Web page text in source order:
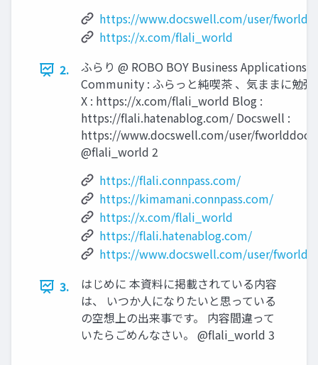
https://www.docswell.com/user/
https://x.com/flali_world
2.
ふらり @ ROBO BOY Business Applications
Community : ふらっと純喫茶 、気ままに勉強
X : https://x.com/flali_world Blog :
https://flali.hatenablog.com/ Docswell :
https://www.docswell.com/user/fworlddocs
@flali_world 2
https://flali.connpass.com/
https://kimamani.connpass.com/
https://x.com/flali_world
https://flali.hatenablog.com/
https://www.docswell.com/user/
3.
はじめに 本資料に掲載されている内容
は、 いつか人になりたいと思っている
の空想上の出来事です。 内容間違って
いたらごめんなさい。 @flali_world 3